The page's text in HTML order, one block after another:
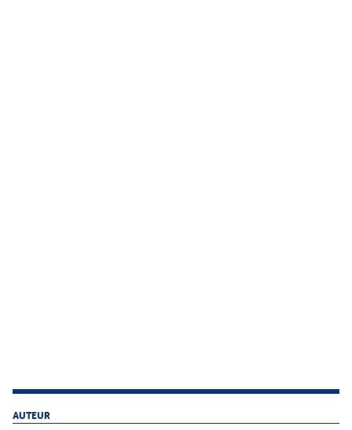
AUTEUR